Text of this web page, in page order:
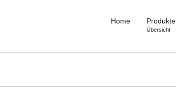
Home Produkte
Übersicht